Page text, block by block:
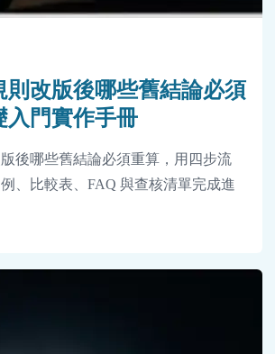
則改版後哪些舊結論必須
入門實作手冊
後哪些舊結論必須重算，用四步流
、比較表、FAQ 與查核清單完成進